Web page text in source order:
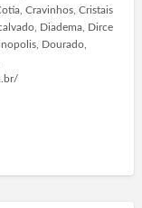
Cravinhos, Cristais
Diadema, Dirce
Dourado,